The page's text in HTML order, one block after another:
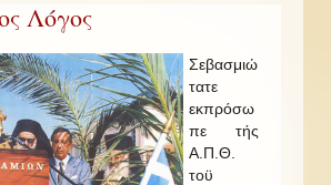
Λόγος
Σεβασμιώ
τατε
εκπρόσω
πε τής
Α.Π.Θ.
τοϋ